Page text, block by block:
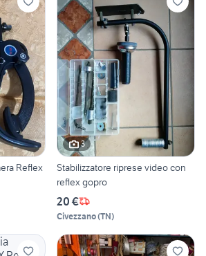
Reflex
3
Stabilizzatore riprese video con
reflex gopro
20 €
Civezzano(TN)